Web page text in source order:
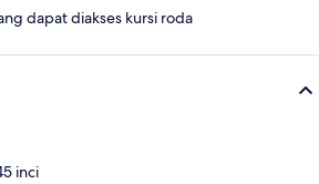
dapat diakses kursi roda
inci